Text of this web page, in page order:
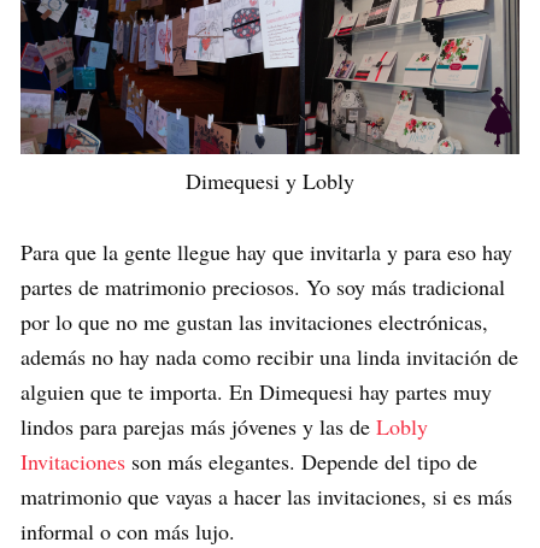
Dimequesi y Lobly
Para que la gente llegue hay que invitarla y para eso hay
partes de matrimonio preciosos. Yo soy más tradicional
por lo que no me gustan las invitaciones electrónicas,
además no hay nada como recibir una linda invitación de
alguien que te importa. En Dimequesi hay partes muy
lindos para parejas más jóvenes y las de Lobly
Invitaciones son más elegantes. Depende del tipo de
matrimonio que vayas a hacer las invitaciones, si es más
informal o con más lujo.